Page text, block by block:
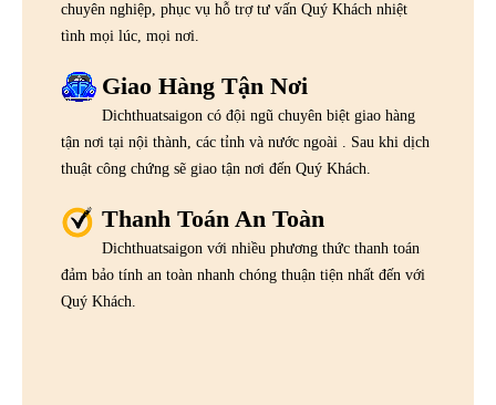
chuyên nghiệp, phục vụ hỗ trợ tư vấn Quý Khách nhiệt
tình mọi lúc, mọi nơi.
Giao Hàng Tận Nơi
Dichthuatsaigon có đội ngũ chuyên biệt giao hàng
tận nơi tại nội thành, các tỉnh và nước ngoài . Sau khi dịch
thuật công chứng sẽ giao tận nơi đến Quý Khách.
Thanh Toán An Toàn
Dichthuatsaigon với nhiều phương thức thanh toán
đảm bảo tính an toàn nhanh chóng thuận tiện nhất đến với
Quý Khách.